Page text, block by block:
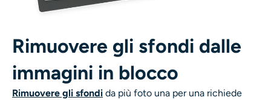
Bambino AI
Filtro AI
Generatore di colpi alla testa Pro
Rimuovere gli sfondi dalle
immagini in blocco
Rimuovere gli sfondi da più foto una per una richiede